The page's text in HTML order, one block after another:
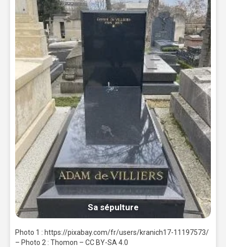
Sa sépulture
Photo 1 : https://pixabay.com/fr/users/kranich17-11197573/
– Photo 2 : Thomon – CC BY-SA 4.0